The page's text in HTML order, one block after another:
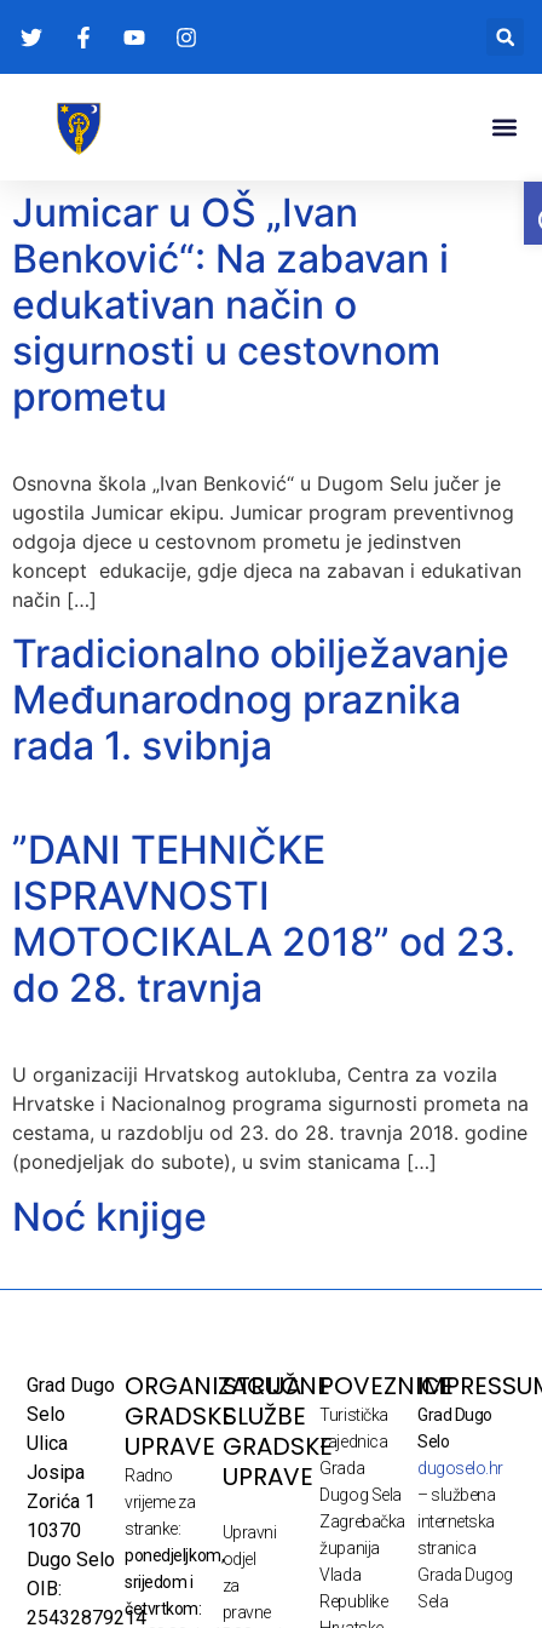
Jumicar u OŠ „Ivan
Benković“: Na zabavan i
edukativan način o
sigurnosti u cestovnom
prometu
Osnovna škola „Ivan Benković“ u Dugom Selu jučer je
ugostila Jumicar ekipu. Jumicar program preventivnog
odgoja djece u cestovnom prometu je jedinstven
koncept edukacije, gdje djeca na zabavan i edukativan
način […]
Tradicionalno obilježavanje
Međunarodnog praznika
rada 1. svibnja
”DANI TEHNIČKE
ISPRAVNOSTI
MOTOCIKALA 2018” od 23.
do 28. travnja
U organizaciji Hrvatskog autokluba, Centra za vozila
Hrvatske i Nacionalnog programa sigurnosti prometa na
cestama, u razdoblju od 23. do 28. travnja 2018. godine
(ponedjeljak do subote), u svim stanicama […]
Noć knjige
Grad Dugo
Selo
Ulica
Josipa
Zorića 1
10370
Dugo Selo
OIB:
25432879214
ORGANIZACIJA
GRADSKE
UPRAVE
Radno
vrijeme za
stranke:
ponedjeljkom,
srijedom i
četvrtkom:
STRUČNE
SLUŽBE
GRADSKE
UPRAVE
Upravni
odjel
za
pravne
POVEZNICE
Turistička
zajednica
Grada
Dugog Sela
Zagrebačka
županija
Vlada
Republike
Grad Dugo
Selo
dugoselo.hr
– službena
internetska
stranica
Grada Dugog
Sela